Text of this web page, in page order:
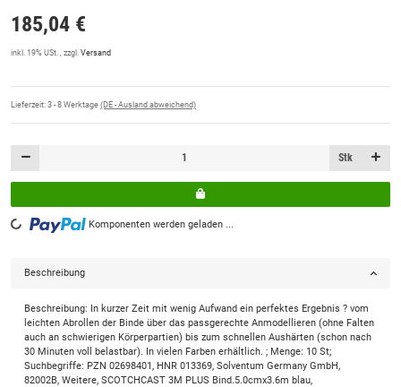
185,04 €
inkl. 19% USt. , zzgl. Versand
Lieferzeit: 3 - 8 Werktage (DE - Ausland abweichend)
Stk
Loading... Komponenten werden geladen ...
Beschreibung
Beschreibung: In kurzer Zeit mit wenig Aufwand ein perfektes Ergebnis ? vom
leichten Abrollen der Binde über das passgerechte Anmodellieren (ohne Falten
auch an schwierigen Körperpartien) bis zum schnellen Aushärten (schon nach
30 Minuten voll belastbar). In vielen Farben erhältlich. ; Menge: 10 St;
Suchbegriffe: PZN 02698401, HNR 013369, Solventum Germany GmbH,
82002B, Weitere, SCOTCHCAST 3M PLUS Bind.5.0cmx3.6m blau,